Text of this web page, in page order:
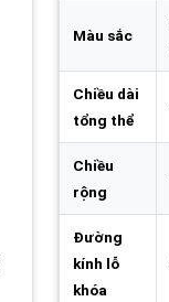
Màu sắc
Chiều dài
tổng thể
Chiều
rộng
Đường
kính lỗ
khóa